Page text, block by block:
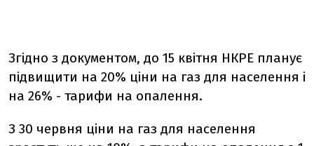
Згідно з документом, до 15 квітня НКРЕ планує
підвищити на 20% ціни на газ для населення і
на 26% - тарифи на опалення.
З 30 червня ціни на газ для населення